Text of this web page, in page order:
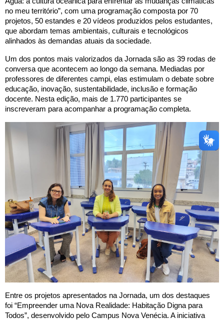
no meu território”, com uma programação composta por 70
projetos, 50 estandes e 20 vídeos produzidos pelos estudantes,
que abordam temas ambientais, culturais e tecnológicos
alinhados às demandas atuais da sociedade.
Um dos pontos mais valorizados da Jornada são as 39 rodas de
conversa que acontecem ao longo da semana. Mediadas por
professores de diferentes campi, elas estimulam o debate sobre
educação, inovação, sustentabilidade, inclusão e formação
docente. Nesta edição, mais de 1.770 participantes se
inscreveram para acompanhar a programação completa.
Entre os projetos apresentados na Jornada, um dos destaques
foi “Empreender uma Nova Realidade: Habitação Digna para
Todos”, desenvolvido pelo Campus Nova Venécia. A iniciativa